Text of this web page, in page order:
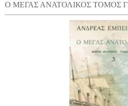
Ο ΜΕΓΑΣ ΑΝΑΤΟΛΙΚΟΣ ΤΟΜΟΣ Γ